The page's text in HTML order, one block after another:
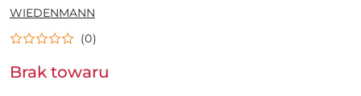
NAZWA
PRODUCENTA:
WIEDENMANN
(0)
Brak towaru